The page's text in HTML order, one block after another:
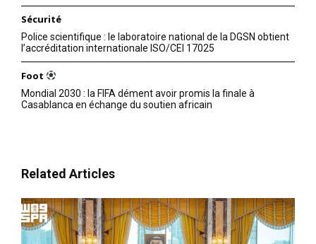
Dhabi, président des Émirats
Arabes Unis. WAM Le
Conseil suprême des Émirats
arabes s’est réuni aujourd’hui
au palais Al Mushrif à Abu
Dhabi, sous la présidence du
Sheikh Mohammed ben
Rachid Al…
14 May 2022
In "Nation"
In "Famille Royale"
son frère Tahnoon au profit
2 February 2026
In "Moyen-Orient"
Sécurité
Police scientifique : le laboratoire national de la DGSN obtient
l’accréditation internationale ISO/CEI 17025
Foot
Mondial 2030 : la FIFA dément avoir promis la finale à
Casablanca en échange du soutien africain
Related Articles